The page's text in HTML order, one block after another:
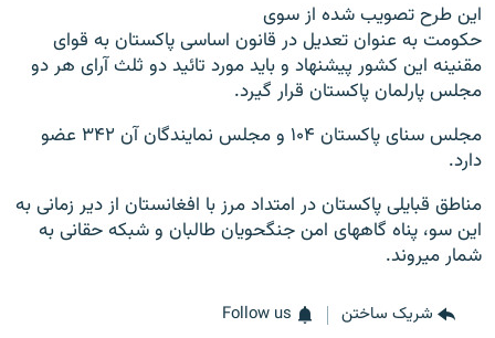
این طرح تصویب شده از سوی
حکومت به عنوان تعدیل در قانون اساسی پاکستان به قوای
مقنینه این کشور پیشنهاد و باید مورد تائید دو ثلث آرای هر دو
مجلس پارلمان پاکستان قرار گیرد.
مجلس سنای پاکستان ۱۰۴ و مجلس نمایندگان آن ۳۴۲ عضو
دارد.
مناطق قبایلی پاکستان در امتداد مرز با افغانستان از دیر زمانی به
این سو، پناه گاه‎های امن جنگحویان طالبان و شبکه حقانی به
شمار می‎روند.
شریک ساختن Follow us